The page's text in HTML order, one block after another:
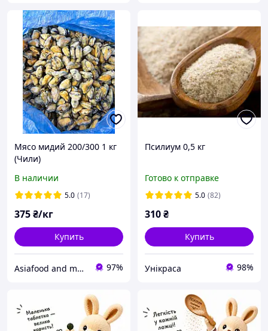
Мясо мидий 200/300 1 кг
(Чили)
В наличии
5.0 (17)
375₴/кг
Купить
Asiafood and more 97%
Псилиум 0,5 кг
Готово к отправке
5.0 (82)
310₴
Купить
Унікраса 98%